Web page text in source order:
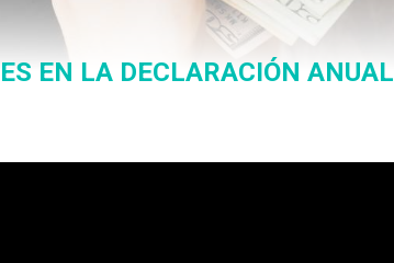
EN LA DECLARACIÓN ANUAL